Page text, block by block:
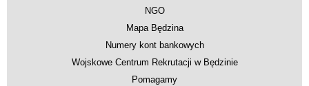
NGO
Mapa Będzina
Numery kont bankowych
Wojskowe Centrum Rekrutacji w Będzinie
Pomagamy